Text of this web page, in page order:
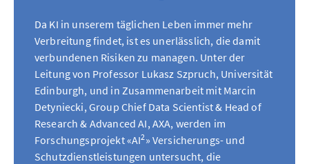
Da KI in unserem täglichen Leben immer mehr
Verbreitung findet, ist es unerlässlich, die damit
verbundenen Risiken zu managen. Unter der
Leitung von Professor Lukasz Szpruch, Universität
Edinburgh, und in Zusammenarbeit mit Marcin
Detyniecki, Group Chief Data Scientist & Head of
Research & Advanced AI, AXA, werden im
Forschungsprojekt «AI2» Versicherungs- und
Schutzdienstleistungen untersucht, die